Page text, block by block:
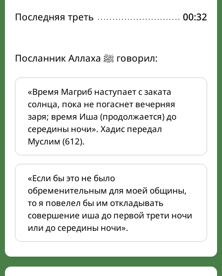
Последняя треть
00:32
Посланник Аллаха ﷺ говорил:
«Время Магриб наступает с заката
солнца, пока не погаснет вечерняя
заря; время Иша (продолжается) до
середины ночи». Хадис передал
Муслим (612).
«Если бы это не было
обременительным для моей общины,
то я повелел бы им откладывать
совершение иша до первой трети ночи
или до середины ночи».